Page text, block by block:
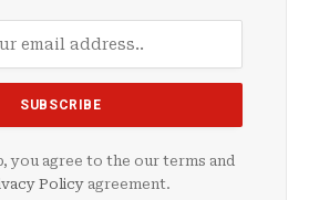
you agree to the our terms and
Policyagreement.